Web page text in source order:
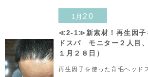
1月 20
≪2-1≫新素材！再生因子
ドスパ モニター２人目
１月２８日）
再生因子を使った育毛ヘッド